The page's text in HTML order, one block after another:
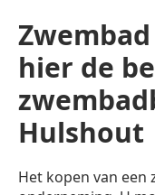
hier de
Hulshout
Het kopen van een